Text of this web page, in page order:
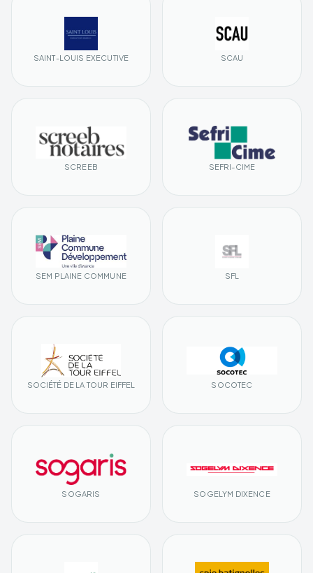
SAINT-LOUIS EXECUTIVE SCAU
SCREEB SEFRI-CIME
SEM PLAINE COMMUNE SFL
SOCIÉTÉ DE LA TOUR EIFFEL SOCOTEC
SOGARIS SOGELYM DIXENCE